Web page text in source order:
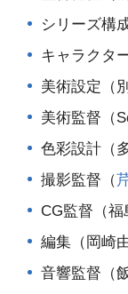
シリーズ構
キャラクタ
美術設定（
美術監督（
色彩設計（
撮影監督（
CG監督（福
編集（岡崎
音響監督（